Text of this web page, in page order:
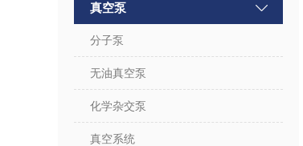
真空泵
分子泵
无油真空泵
化学杂交泵
真空系统